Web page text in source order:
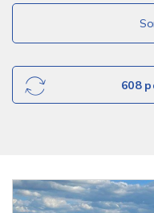
608